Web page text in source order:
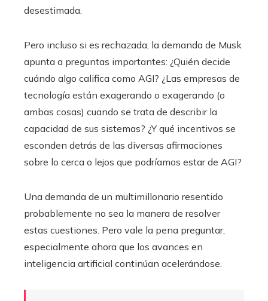
desestimada.
Pero incluso si es rechazada, la demanda de Musk
apunta a preguntas importantes: ¿Quién decide
cuándo algo califica como AGI? ¿Las empresas de
tecnología están exagerando o exagerando (o
ambas cosas) cuando se trata de describir la
capacidad de sus sistemas? ¿Y qué incentivos se
esconden detrás de las diversas afirmaciones
sobre lo cerca o lejos que podríamos estar de AGI?
Una demanda de un multimillonario resentido
probablemente no sea la manera de resolver
estas cuestiones. Pero vale la pena preguntar,
especialmente ahora que los avances en
inteligencia artificial continúan acelerándose.